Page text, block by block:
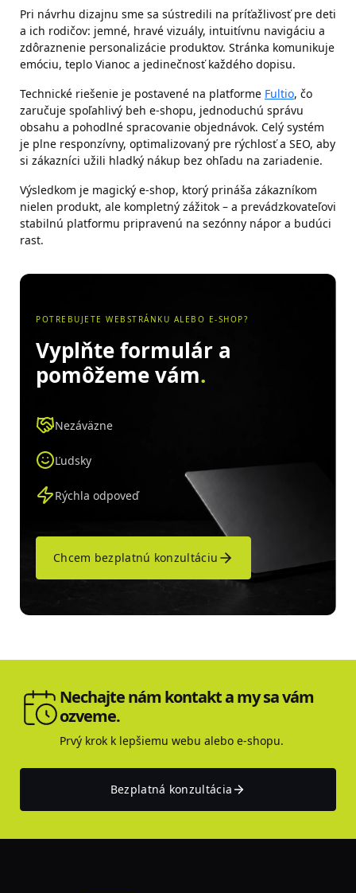
Pri návrhu dizajnu sme sa sústredili na príťažlivosť pre deti
a ich rodičov: jemné, hravé vizuály, intuitívnu navigáciu a
zdôraznenie personalizácie produktov. Stránka komunikuje
emóciu, teplo Vianoc a jedinečnosť každého dopisu.
Technické riešenie je postavené na platforme Fultio, čo
zaručuje spoľahlivý beh e-shopu, jednoduchú správu
obsahu a pohodlné spracovanie objednávok. Celý systém
je plne responzívny, optimalizovaný pre rýchlosť a SEO, aby
si zákazníci užili hladký nákup bez ohľadu na zariadenie.
Výsledkom je magický e-shop, ktorý prináša zákazníkom
nielen produkt, ale kompletný zážitok – a prevádzkovateľovi
stabilnú platformu pripravenú na sezónny nápor a budúci
rast.
POTREBUJETE WEBSTRÁNKU ALEBO E-SHOP?
Vyplňte formulár a
pomôžeme vám.
Nezáväzne
Ľudsky
Rýchla odpoveď
Chcem bezplatnú konzultáciu
Nechajte nám kontakt a my sa vám
ozveme.
Prvý krok k lepšiemu webu alebo e-shopu.
Bezplatná konzultácia